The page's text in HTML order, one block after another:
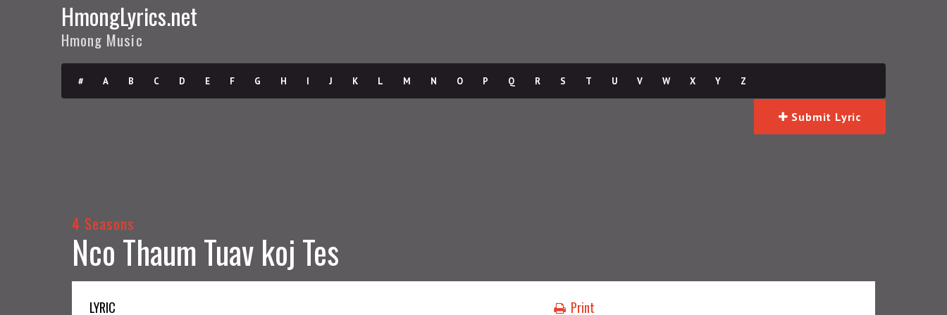
HmongLyrics.net
Hmong Music
# A B C D E F G H I J K L M N O P Q R S T U V W X Y Z
Submit Lyric
4 Seasons
Nco Thaum Tuav koj Tes
LYRIC Print